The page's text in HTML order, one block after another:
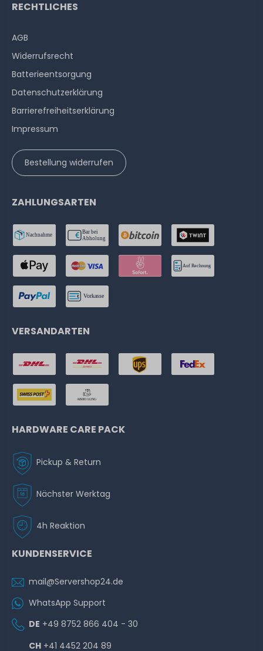
RECHTLICHES
AGB
Widerrufs­recht
Batterieentsorgung
Datenschutzerklärung
Barrierefreiheitserklärung
Impressum
Bestellung widerrufen
ZAHLUNGSARTEN
VERSANDARTEN
HARDWARE CARE PACK
Pickup & Return
Nächster Werktag
4h Reaktion
KUNDENSERVICE
mail@Servershop24.de
WhatsApp Support
DE +49 8752 866 404 - 30
CH +41 4452 204 89